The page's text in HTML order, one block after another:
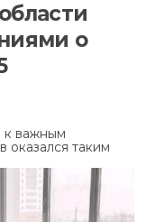
о
к важным
таким